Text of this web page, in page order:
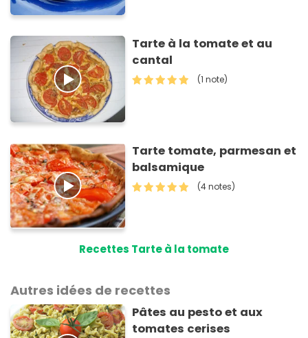
Tarte à la tomate et au
cantal
(1 note)
Tarte tomate, parmesan et
balsamique
(4 notes)
Recettes Tarte à la tomate
Autres idées de recettes
Pâtes au pesto et aux
tomates cerises